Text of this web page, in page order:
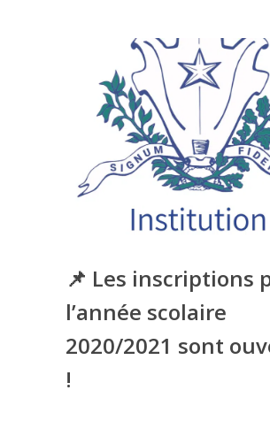
📌 Les inscriptions
l’année scolaire
2020/2021 sont
!